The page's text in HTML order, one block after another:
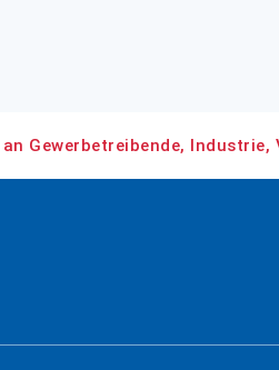
Gewerbetreibende, Industrie,